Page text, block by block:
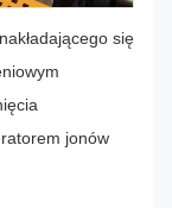
się
jonów